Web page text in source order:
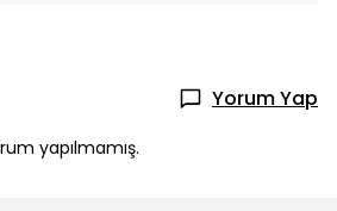
Yorum Yap
yapılmamış.